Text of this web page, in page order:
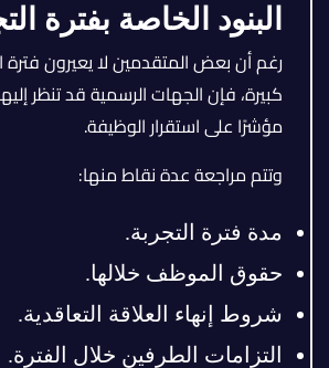
البنود الخاصة بفترة
رغم أن بعض المتقدمين لا يعيرون فترة
كبيرة، فإن الجهات الرسمية قد تنظر
مؤشرًا على استقرار الوظيفة.
وتتم مراجعة عدة نقاط منها:
مدة فترة التجربة.
حقوق الموظف خلالها.
شروط إنهاء العلاقة التعاقدية.
التزامات الطرفين خلال الفترة.